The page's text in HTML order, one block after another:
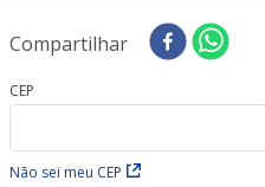
Compartilhar
CEP
Não sei meu CEP